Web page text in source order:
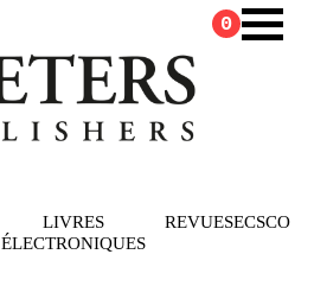
LIVRES
ÉLECTRONIQUES
REVUESECSCO
0